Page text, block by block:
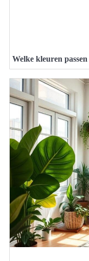
Welke kleuren